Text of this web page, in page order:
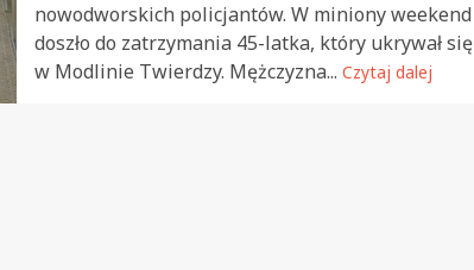
nowodworskich policjantów. W miniony weekend
doszło do zatrzymania 45-latka, który ukrywał się
w Modlinie Twierdzy. Mężczyzna... Czytaj dalej